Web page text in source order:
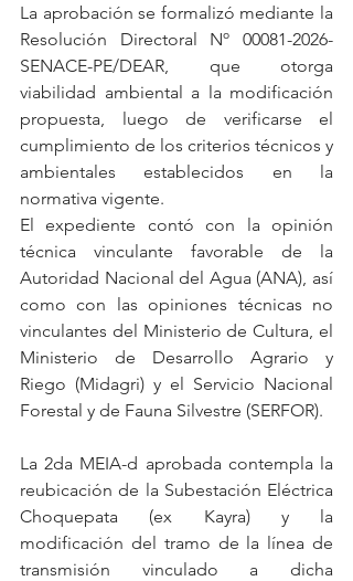
La aprobación se formalizó mediante la
Resolución Directoral Nº 00081-2026-
SENACE-PE/DEAR, que otorga
viabilidad ambiental a la modificación
propuesta, luego de verificarse el
cumplimiento de los criterios técnicos y
ambientales establecidos en la
normativa vigente.
El expediente contó con la opinión
técnica vinculante favorable de la
Autoridad Nacional del Agua (ANA), así
como con las opiniones técnicas no
vinculantes del Ministerio de Cultura, el
Ministerio de Desarrollo Agrario y
Riego (Midagri) y el Servicio Nacional
Forestal y de Fauna Silvestre (SERFOR).
La 2da MEIA-d aprobada contempla la
reubicación de la Subestación Eléctrica
Choquepata (ex Kayra) y la
modificación del tramo de la línea de
transmisión vinculado a dicha